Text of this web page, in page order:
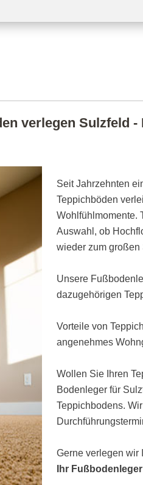
verlegen Sulzfeld
Seit Jahrzehnten
Teppichböden
Wohlfühlmomente.
Auswahl, ob
wieder zum großen
Unsere
dazugehörigen
Vorteile von
angenehmes
Wollen Sie Ihren
Bodenleger für
Teppichbodens.
Gerne verlegen wir
Ihr